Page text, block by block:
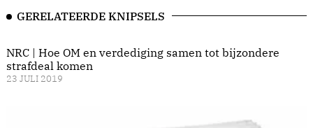
GERELATEERDE KNIPSELS
NRC | Hoe OM en verdediging samen tot bijzondere
strafdeal komen
23 JULI 2019